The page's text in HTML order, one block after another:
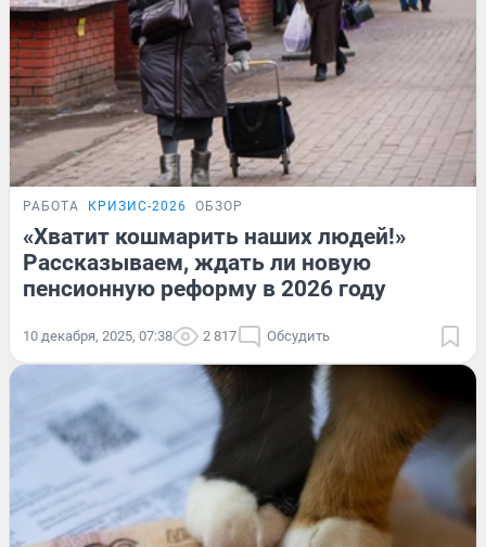
РАБОТА КРИЗИС-2026 ОБЗОР
«Хватит кошмарить наших людей!»
Рассказываем, ждать ли новую
пенсионную реформу в 2026 году
10 декабря, 2025, 07:38 2 817 Обсудить